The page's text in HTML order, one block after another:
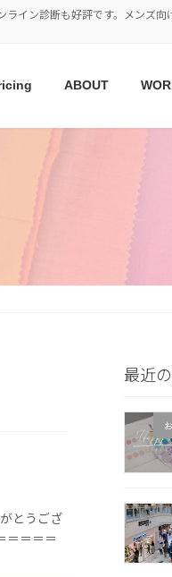
イン診断も好評です。メンズ
ABOUT
とうござ
＝＝＝＝
最近